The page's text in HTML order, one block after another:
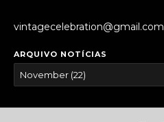
vintagecelebration@gmail.com
ARQUIVO NOTÍCIAS